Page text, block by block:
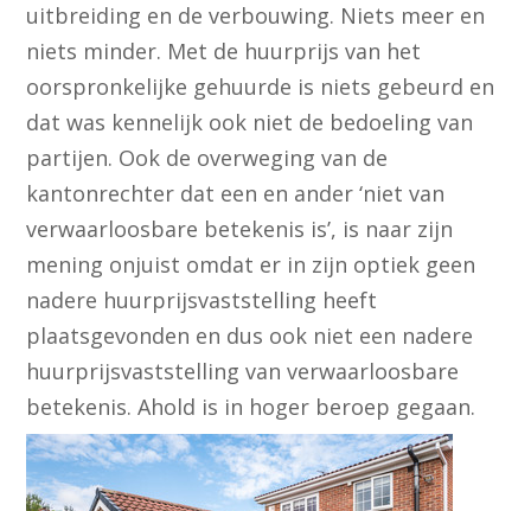
uitbreiding en de verbouwing. Niets meer en
niets minder. Met de huurprijs van het
oorspronkelijke gehuurde is niets gebeurd en
dat was kennelijk ook niet de bedoeling van
partijen. Ook de overweging van de
kantonrechter dat een en ander ‘niet van
verwaarloosbare betekenis is’, is naar zijn
mening onjuist omdat er in zijn optiek geen
nadere huurprijsvaststelling heeft
plaatsgevonden en dus ook niet een nadere
huurprijsvaststelling van verwaarloosbare
betekenis. Ahold is in hoger beroep gegaan.